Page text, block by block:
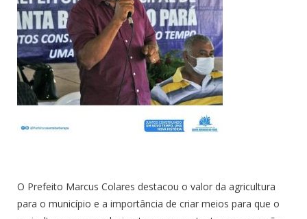
O Prefeito Marcus Colares destacou o valor da agricultura
para o município e a importância de criar meios para que o